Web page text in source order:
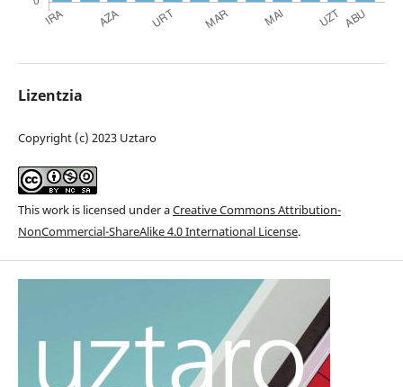
Lizentzia
Copyright (c) 2023 Uztaro
This work is licensed under aCreative Commons Attribution-
NonCommercial-ShareAlike 4.0 International License.